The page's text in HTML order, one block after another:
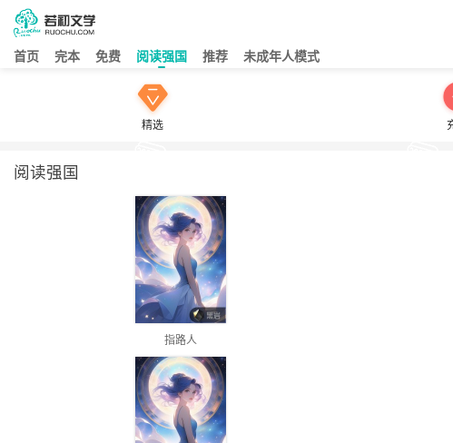
首页 完本 免费 阅读强国 推荐 未成年人模式
精选
阅读强国
指路人